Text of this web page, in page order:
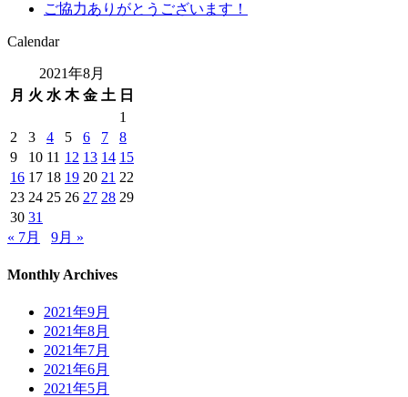
ご協力ありがとうございます！
Calendar
2021年8月
月 火 水 木 金 土 日
1
2
3 4 5 6 7
8
9
10 11 12 13 14 15
16 17 18 19 20 21 22
23 24 25 26 27 28 29
30 31
« 7月
9月 »
Monthly Archives
2021年9月
2021年8月
2021年7月
2021年6月
2021年5月